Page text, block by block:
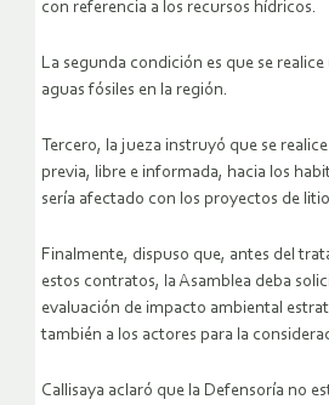
con referencia a los recursos hídricos.
La segunda condición es que se
aguas fósiles en la región.
Tercero, la jueza instruyó que se
previa, libre e informada, hacia los
sería afectado con los proyectos de
Finalmente, dispuso que, antes del
estos contratos, la Asamblea deba
evaluación de impacto ambiental
también a los actores para la
Callisaya aclaró que la Defensoría no